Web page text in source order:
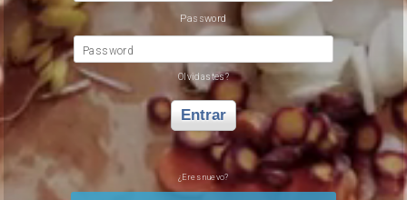
Password
Password
Olvidastes?
Entrar
¿Eres nuevo?